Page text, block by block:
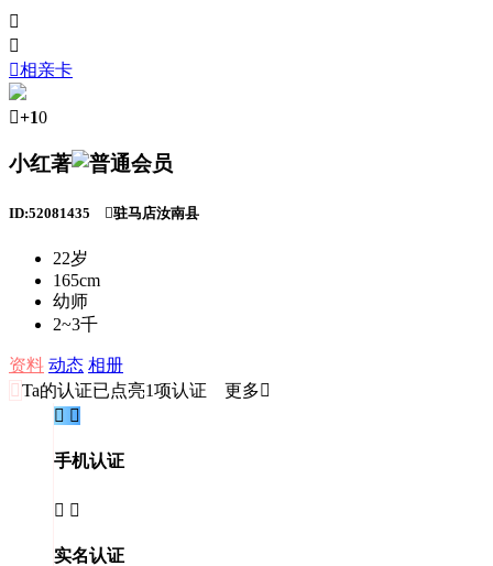


相亲卡
+10
小红著
ID:52081435 驻马店汝南县
22岁
165cm
幼师
2~3千
资料 动态 相册
 Ta的认证已点亮1项认证 更多
 
手机认证
 
实名认证